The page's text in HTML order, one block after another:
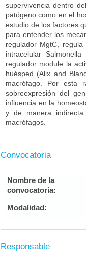
supervivencia dentro
patógeno como en el
estudio de los factores
para entender los
regulador MgtC,
intracelular
regulador module la
huésped (Alix and
macrófago. Por esta
sobreexpresión del
influencia en la
y de manera
macrófagos.
Convocatoria
Nombre de la
convocatoria:
Modalidad:
Responsable